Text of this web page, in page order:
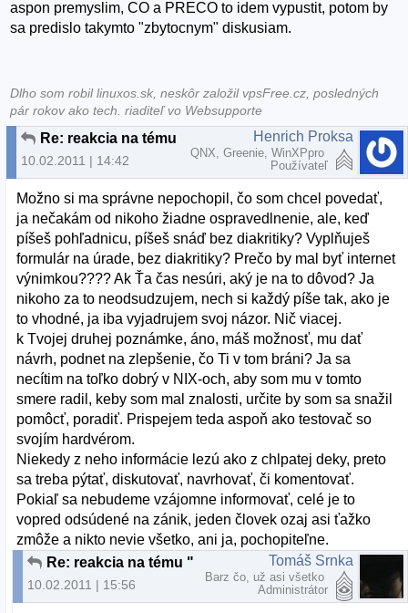
aspon premyslim, CO a PRECO to idem vypustit, potom by
sa predislo takymto "zbytocnym" diskusiam.
Dlho som robil linuxos.sk, neskôr založil vpsFree.cz, posledných
pár rokov ako tech. riaditeľ vo Websupporte
10.02.2011 | 14:42
Henrich Proksa
QNX, Greenie, WinXPpro
Používateľ
Možno si ma správne nepochopil, čo som chcel povedať,
ja nečakám od nikoho žiadne ospravedlnenie, ale, keď
píšeš pohľadnicu, píšeš snáď bez diakritiky? Vyplňuješ
formulár na úrade, bez diakritiky? Prečo by mal byť internet
výnimkou???? Ak Ťa čas nesúri, aký je na to dôvod? Ja
nikoho za to neodsudzujem, nech si každý píše tak, ako je
to vhodné, ja iba vyjadrujem svoj názor. Nič viacej.
k Tvojej druhej poznámke, áno, máš možnosť, mu dať
návrh, podnet na zlepšenie, čo Ti v tom bráni? Ja sa
necítim na toľko dobrý v NIX-och, aby som mu v tomto
smere radil, keby som mal znalosti, určite by som sa snažil
pomôcť, poradiť. Prispejem teda aspoň ako testovač so
svojím hardvérom.
Niekedy z neho informácie lezú ako z chlpatej deky, preto
sa treba pýtať, diskutovať, navrhovať, či komentovať.
Pokiaľ sa nebudeme vzájomne informovať, celé je to
vopred odsúdené na zánik, jeden človek ozaj asi ťažko
zmôže a nikto nevie všetko, ani ja, pochopiteľne.
10.02.2011 | 15:56
Tomáš Srnka
Barz čo, už asi všetko
Administrátor